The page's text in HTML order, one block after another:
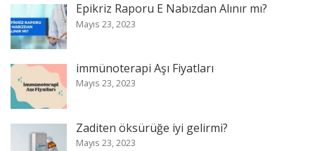
Epikriz Raporu E Nabızdan Alınır mı?
Mayıs 23, 2023
immünoterapi Aşı Fiyatları
Mayıs 23, 2023
Zaditen öksürüğe iyi gelirmi?
Mayıs 23, 2023